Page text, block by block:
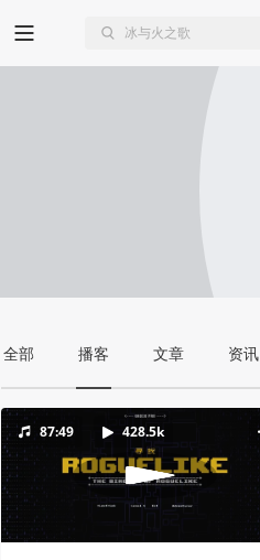
全部 播客 文章 资讯
87:49 428.5k